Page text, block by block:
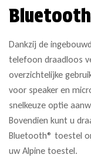
Dankzij de
telefoon draadloos
overzichtelijke
voor speaker en
snelkeuze optie
Bovendien kunt u
Bluetooth® toestel
uw Alpine toestel.